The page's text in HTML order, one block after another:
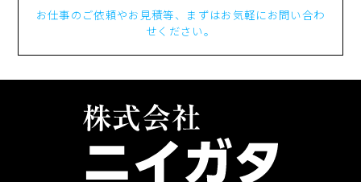
お仕事のご依頼やお見積等、まずはお気軽にお問い合わ
せください。